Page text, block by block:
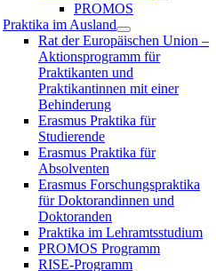
PROMOS
Praktika im Ausland
Rat der Europäischen Union –
Aktionsprogramm für
Praktikanten und
Praktikantinnen mit einer
Behinderung
Erasmus Praktika für
Studierende
Erasmus Praktika für
Absolventen
Erasmus Forschungspraktika
für Doktorandinnen und
Doktoranden
Praktika im Lehramtsstudium
PROMOS Programm
RISE-Programm